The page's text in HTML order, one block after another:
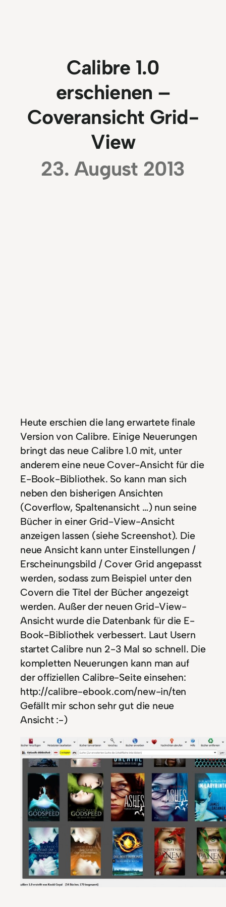
Calibre 1.0
erschienen –
Coveransicht Grid-
View
23. August 2013
Heute erschien die lang erwartete finale
Version von Calibre. Einige Neuerungen
bringt das neue Calibre 1.0 mit, unter
anderem eine neue Cover-Ansicht für die
E-Book-Bibliothek. So kann man sich
neben den bisherigen Ansichten
(Coverflow, Spaltenansicht …) nun seine
Bücher in einer Grid-View-Ansicht
anzeigen lassen (siehe Screenshot). Die
neue Ansicht kann unter Einstellungen /
Erscheinungsbild / Cover Grid angepasst
werden, sodass zum Beispiel unter den
Covern die Titel der Bücher angezeigt
werden. Außer der neuen Grid-View-
Ansicht wurde die Datenbank für die E-
Book-Bibliothek verbessert. Laut Usern
startet Calibre nun 2-3 Mal so schnell. Die
kompletten Neuerungen kann man auf
der offiziellen Calibre-Seite einsehen:
http://calibre-ebook.com/new-in/ten
Gefällt mir schon sehr gut die neue
Ansicht :-)